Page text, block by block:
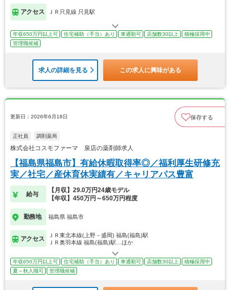
アクセス ＪＲ只見線 只見駅
年収650万円以上可 住宅補助（手当）あり 車通勤可 店舗数30以上
積極採用中
管理職候補
求人の詳細を見る この求人に興味がある
更新日：2026年6月18日 保存する
正社員 調剤薬局
株式会社コスモファーマ 泉店の薬剤師求人
【福島県福島市】有給休暇取得率◎／福利厚生研修充
実／社宅／産休育休実績有／キャリアパス豊富
給与
【月収】29.0万円24歳モデル
【年収】450万円～650万円程度
勤務地 福島県 福島市
アクセス
ＪＲ東北本線(上野－盛岡) 福島(福島)駅
ＪＲ奥羽本線 福島(福島)駅…ほか
年収650万円以上可 住宅補助（手当）あり 車通勤可 店舗数30以上
積極採用中
夏～秋入職可
管理職候補